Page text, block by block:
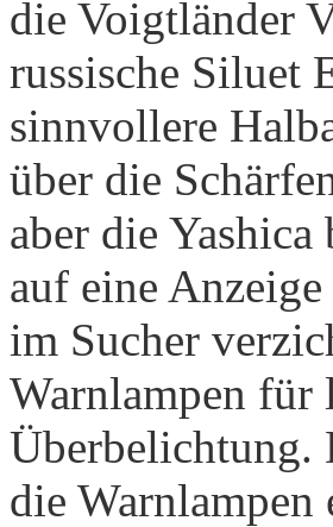
die Voigtländer
russische Siluet
sinnvollere
über die
aber die
auf eine
im Sucher
Warnlampen für
Überbelichtung.
die